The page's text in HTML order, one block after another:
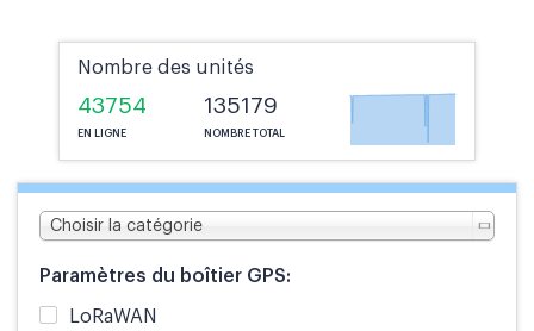
Nombre des unités
43754
EN LIGNE
135179
NOMBRE TOTAL
Choisir la catégorie
Paramètres du boîtier GPS:
LoRaWAN